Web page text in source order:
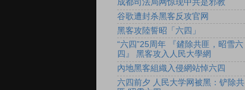
成都司法局网惊现中共是邪教
谷歌遭封杀黑客反攻官网
黑客攻陸誓昭「六四」
“六四”25周年 『鏟除共匪，昭雪六
四』 黑客攻入人民大學網
內地黑客組織入侵網站悼六四
六四前夕 人民大学网被黑：铲除共